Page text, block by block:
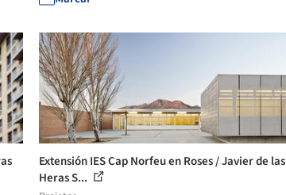
Extensión IES Cap Norfeu en Roses / Javier de las
Heras S...